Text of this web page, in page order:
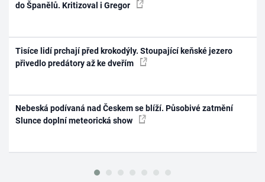
do Španělů. Kritizoval i Gregor
Tisíce lidí prchají před krokodýly. Stoupající keňské jezero
přivedlo predátory až ke dveřím
Nebeská podívaná nad Českem se blíží. Působivé zatmění
Slunce doplní meteorická show